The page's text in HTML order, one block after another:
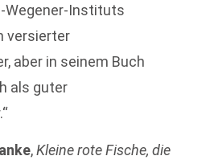
Wegener-Instituts
versierter
aber in seinem Buch
als guter
,Kleine rote Fische, die